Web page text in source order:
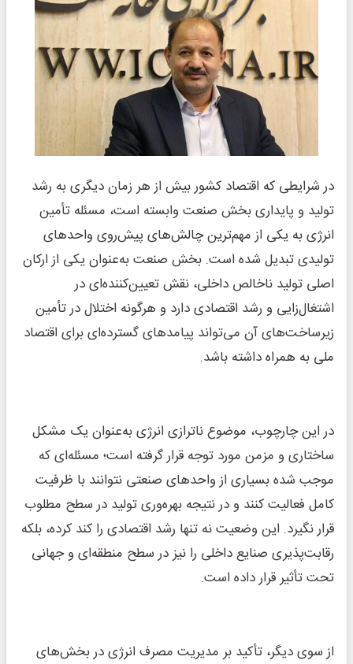
در شرایطی که اقتصاد کشور بیش از هر زمان دیگری به رشد
تولید و پایداری بخش صنعت وابسته است، مسئله تأمین
انرژی به یکی از مهم‌ترین چالش‌های پیش‌روی واحدهای
تولیدی تبدیل شده است. بخش صنعت به‌عنوان یکی از ارکان
اصلی تولید ناخالص داخلی، نقش تعیین‌کننده‌ای در
اشتغال‌زایی و رشد اقتصادی دارد و هرگونه اختلال در تأمین
زیرساخت‌های آن می‌تواند پیامدهای گسترده‌ای برای اقتصاد
ملی به همراه داشته باشد.
در این چارچوب، موضوع ناترازی انرژی به‌عنوان یک مشکل
ساختاری و مزمن مورد توجه قرار گرفته است؛ مسئله‌ای که
موجب شده بسیاری از واحدهای صنعتی نتوانند با ظرفیت
کامل فعالیت کنند و در نتیجه بهره‌وری تولید در سطح مطلوب
قرار نگیرد. این وضعیت نه تنها رشد اقتصادی را کند کرده، بلکه
رقابت‌پذیری صنایع داخلی را نیز در سطح منطقه‌ای و جهانی
تحت تأثیر قرار داده است.
از سوی دیگر، تأکید بر مدیریت مصرف انرژی در بخش‌های